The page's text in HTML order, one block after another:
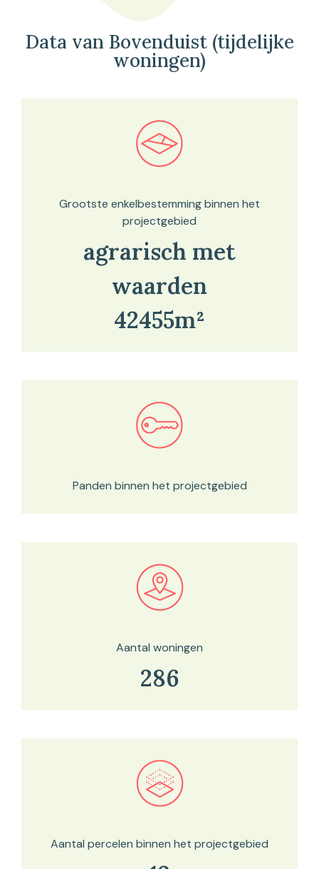
Data van Bovenduist (tijdelijke
woningen)
Bekijk in onze kaartviewer
Grootste enkelbestemming binnen het
projectgebied
agrarisch met
waarden
42455m²
Bekijk in onze kaartviewer
Panden binnen het projectgebied
Bekijk in onze kaartviewer
Aantal woningen
286
Bekijk in onze kaartviewer
Aantal percelen binnen het projectgebied